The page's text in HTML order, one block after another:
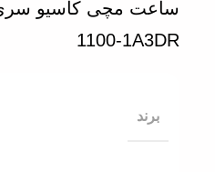
1100-1A3DR
برند